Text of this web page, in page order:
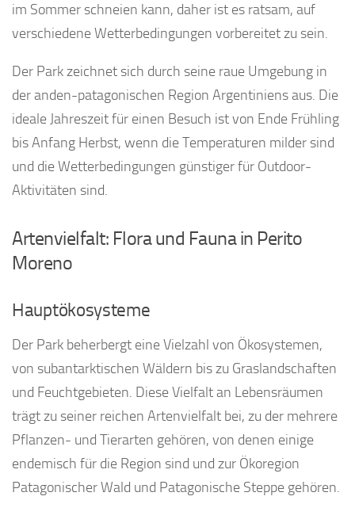
im Sommer schneien kann, daher ist es ratsam, auf
verschiedene Wetterbedingungen vorbereitet zu sein.
Der Park zeichnet sich durch seine raue Umgebung in
der anden-patagonischen Region Argentiniens aus. Die
ideale Jahreszeit für einen Besuch ist von Ende Frühling
bis Anfang Herbst, wenn die Temperaturen milder sind
und die Wetterbedingungen günstiger für Outdoor-
Aktivitäten sind.
Artenvielfalt: Flora und Fauna in Perito
Moreno
Hauptökosysteme
Der Park beherbergt eine Vielzahl von Ökosystemen,
von subantarktischen Wäldern bis zu Graslandschaften
und Feuchtgebieten. Diese Vielfalt an Lebensräumen
trägt zu seiner reichen Artenvielfalt bei, zu der mehrere
Pflanzen- und Tierarten gehören, von denen einige
endemisch für die Region sind und zur Ökoregion
Patagonischer Wald und Patagonische Steppe gehören.